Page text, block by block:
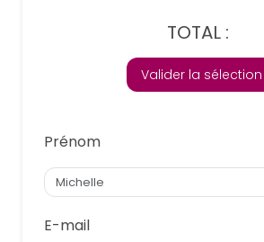
TOTAL :
Valider la sélection
Prénom
E-mail